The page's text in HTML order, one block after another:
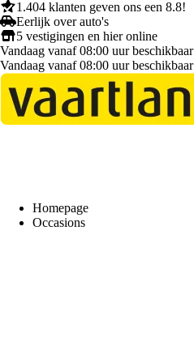
1.404 klanten geven ons een 8.8!
Eerlijk over auto's
5 vestigingen en hieronline
Vandaag vanaf 08:00 uur beschikbaar
Vandaag vanaf 08:00 uur beschikbaar
Homepage
Occasions